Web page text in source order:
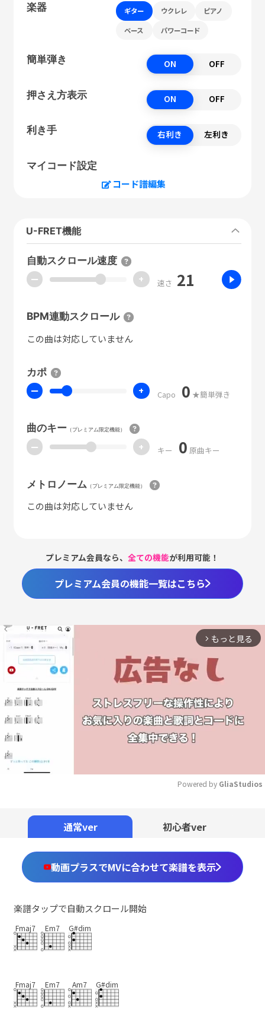
楽器 ギター ウクレレ ピアノ
ベース パワーコード
簡単弾き ON OFF
押さえ方表示 ON OFF
利き手 右利き 左利き
マイコード設定
コード譜編集
U-FRET機能
自動スクロール速度
ー + 速さ 21
BPM連動スクロール
この曲は対応していません
カポ
ー + Capo 0 ★簡単弾き
曲のキー（プレミアム限定機能）
ー + キー 0 原曲キー
メトロノーム （プレミアム限定機能）
この曲は対応していません
プレミアム会員なら、全ての機能が利用可能！
プレミアム会員の機能一覧はこちら
arrow_forward_ios もっと見る
Powered by GliaStudios
通常ver 初心者ver
動画プラスでMVに合わせて楽譜を表示
楽譜タップで自動スクロール開始
Fmaj7 Em7 G#dim
Fmaj7 Em7 Am7 G#dim